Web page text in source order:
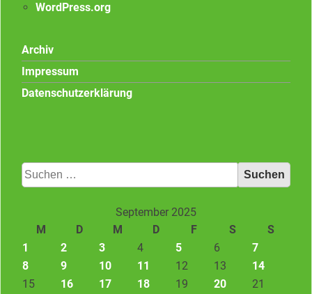
WordPress.org
Archiv
Impressum
Datenschutzerklärung
Suchen
nach:
September 2025
M
D M D F S
S
1
2 3 4 5 6
7
8
9 10 11 12 13
14
15
16 17 18 19 20
21